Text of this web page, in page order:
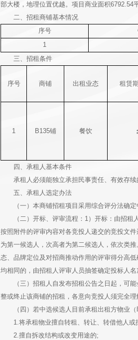
部大楼，地理位置优越。项目商业面积6792.54
二、招租商铺基本情况
序号
1
三、招租条件
序号 商铺 出租业态 租赁
1 B135铺 餐饮
四、承租人基本条件
承租人必须能独立承担民事责任、有效存
五、承租人选定办法
（一）本商铺招租项目采用综合评分法确定
（二）开标、评审流程：1）开标：由招
按照附件的评审内容对各竞投人递交的竞投文
为第一候选人，次高者为第二候选人，依次类
态、品牌定位及对招商推动作用的评审得分高
均相同的，由招租人评审人员抽签确定投标人名
（三）招租人自发布招租公告之日起，可
整或终止该商铺的招租，各意向竞投人须完全
（四）若中选候选人目前承租出租方物业
1.将承租物业擅自转租、转让、转借他人或
2.擅自拆改结构或改变用途的;